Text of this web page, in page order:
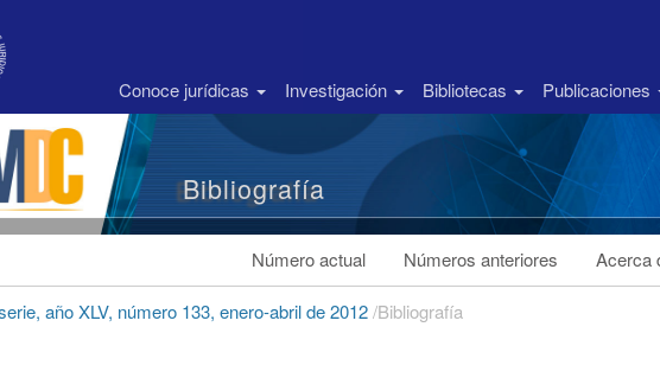
Conoce jurídicas Investigación Bibliotecas Publicaciones
Bibliografía
Número actual Números anteriores Acerca
año XLV, número 133, enero-abril de 2012/Bibliografía